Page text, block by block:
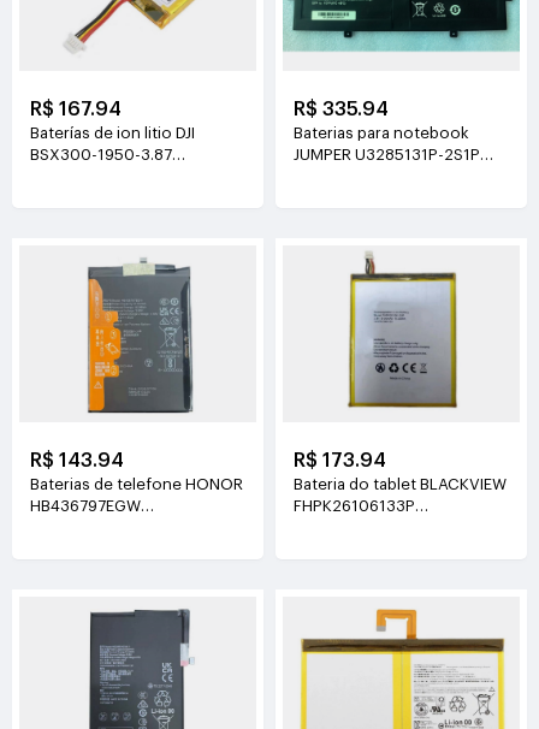
R$ 167.94
Baterías de ion litio DJI
BSX300-1950-3.87
R$ 335.94
Baterias para notebook
JUMPER U3285131P-2S1P
R$ 143.94
Baterias de telefone HONOR
HB436797EGW
R$ 173.94
Bateria do tablet BLACKVIEW
FHPK26106133P